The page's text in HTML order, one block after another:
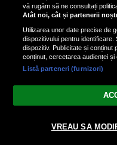
vă rugăm să ne consultați
Atât noi, cât și partenerii
Utilizarea unor date precise de
dispozitivului pentru
dispozitiv. Publicitate și conținut
conținut, cercetarea audienței și
Listă parteneri (furnizori)
VREAU SA